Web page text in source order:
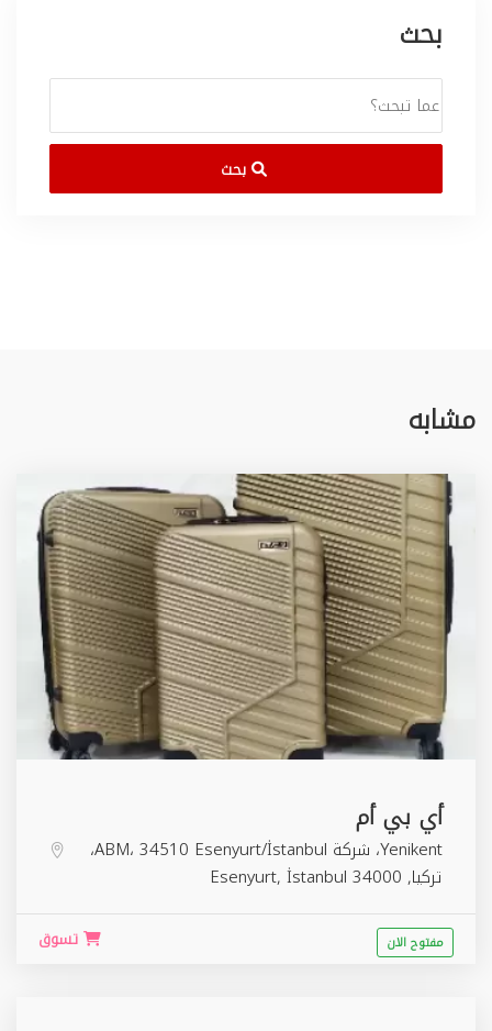
بحث
بحث
مشابه
أي بي أم
Yenikent، شركة ABM، 34510 Esenyurt/İstanbul،
تركيا,
Esenyurt, İstanbul 34000
تسوق مفتوح الان